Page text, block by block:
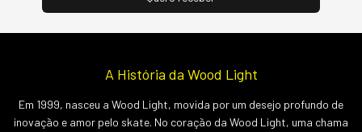
A História da Wood Light
Em 1999, nasceu a Wood Light, movida por um desejo profundo de
inovação e amor pelo skate. No coração da Wood Light, uma chama